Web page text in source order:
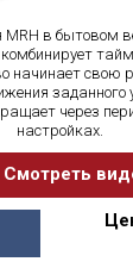
в бытовом
комбинирует
начинает свою
через
настройках.